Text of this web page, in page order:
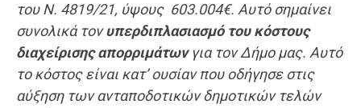
του Ν. 4819/21, ύψους 603.004€. Αυτό σημαίνει
συνολικά τονυπερδιπλασιασμό του κόστους
διαχείρισης απορριμάτωνγια τον Δήμο μας. Αυτό
το κόστος είναι κατ’ ουσίαν που οδήγησε στις
αύξηση των ανταποδοτικών δημοτικών τελών